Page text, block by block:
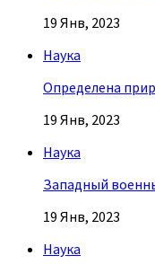
19 Янв, 2023
Наука
Определена
19 Янв, 2023
Наука
Западный
19 Янв, 2023
Наука